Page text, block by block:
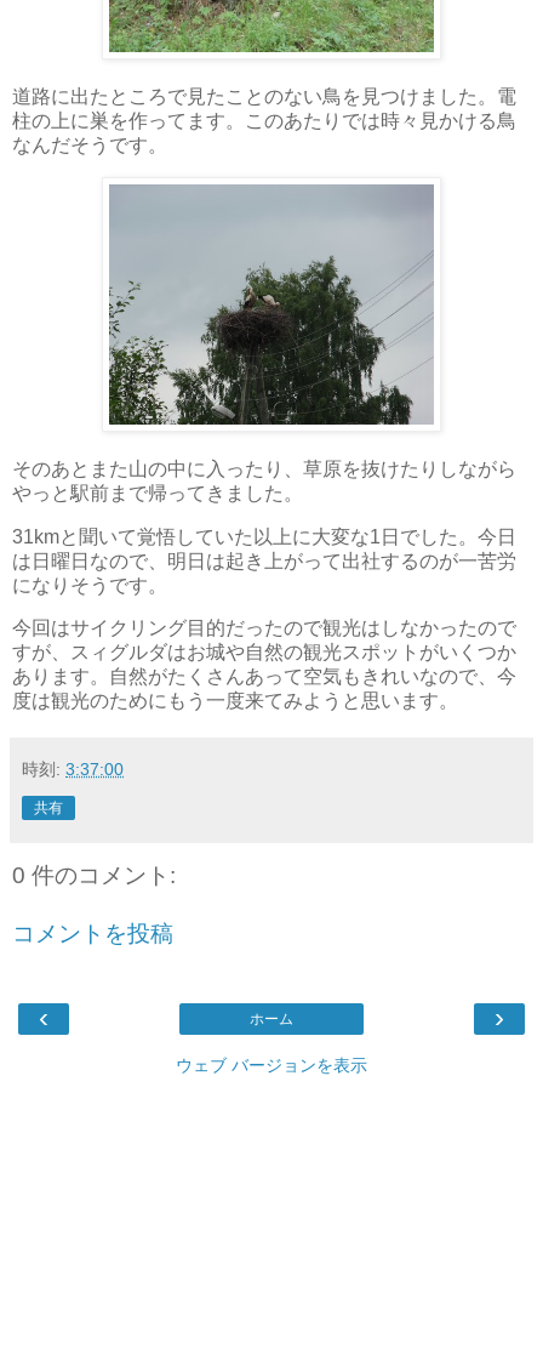
道路に出たところで見たことのない鳥を見つけました。電
柱の上に巣を作ってます。このあたりでは時々見かける鳥
なんだそうです。
そのあとまた山の中に入ったり、草原を抜けたりしながら
やっと駅前まで帰ってきました。
31kmと聞いて覚悟していた以上に大変な1日でした。今日
は日曜日なので、明日は起き上がって出社するのが一苦労
になりそうです。
今回はサイクリング目的だったので観光はしなかったので
すが、スィグルダはお城や自然の観光スポットがいくつか
あります。自然がたくさんあって空気もきれいなので、今
度は観光のためにもう一度来てみようと思います。
時刻: 3:37:00
共有
0 件のコメント:
コメントを投稿
‹ ›
ホーム
ウェブ バージョンを表示